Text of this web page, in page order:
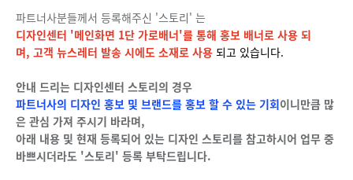
파트너사분들께서 등록해주신 '스토리' 는
디자인센터 '메인화면 1단 가로배너'를 통해 홍보 배너로 사용 되
며, 고객 뉴스레터 발송 시에도 소재로 사용 되고 있습니다.
안내 드리는 디자인센터 스토리의 경우
파트너사의 디자인 홍보 및 브랜드를 홍보 할 수 있는 기회이니만큼 많
은 관심 가져 주시기 바라며,
아래 내용 및 현재 등록되어 있는 디자인 스토리를 참고하시어 업무 중
바쁘시더라도 '스토리' 등록 부탁드립니다.